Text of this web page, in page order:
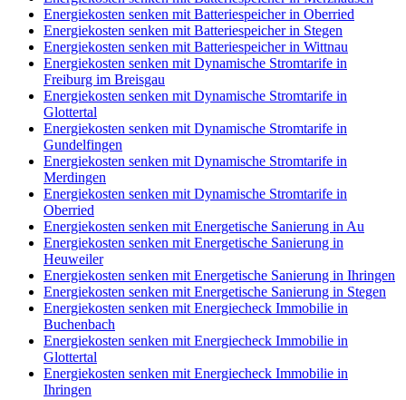
Energiekosten senken mit Batteriespeicher in Oberried
Energiekosten senken mit Batteriespeicher in Stegen
Energiekosten senken mit Batteriespeicher in Wittnau
Energiekosten senken mit Dynamische Stromtarife in
Freiburg im Breisgau
Energiekosten senken mit Dynamische Stromtarife in
Glottertal
Energiekosten senken mit Dynamische Stromtarife in
Gundelfingen
Energiekosten senken mit Dynamische Stromtarife in
Merdingen
Energiekosten senken mit Dynamische Stromtarife in
Oberried
Energiekosten senken mit Energetische Sanierung in Au
Energiekosten senken mit Energetische Sanierung in
Heuweiler
Energiekosten senken mit Energetische Sanierung in Ihringen
Energiekosten senken mit Energetische Sanierung in Stegen
Energiekosten senken mit Energiecheck Immobilie in
Buchenbach
Energiekosten senken mit Energiecheck Immobilie in
Glottertal
Energiekosten senken mit Energiecheck Immobilie in
Ihringen